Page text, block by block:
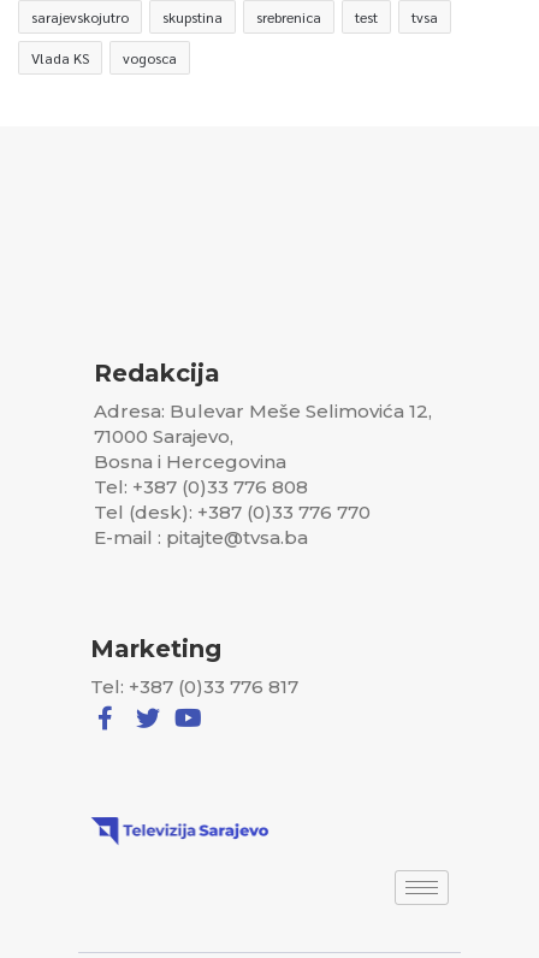
sarajevskojutro skupstina srebrenica test tvsa
Vlada KS vogosca
Redakcija
Adresa: Bulevar Meše Selimovića 12,
71000 Sarajevo,
Bosna i Hercegovina
Tel: +387 (0)33 776 808
Tel (desk): +387 (0)33 776 770
E-mail : pitajte@tvsa.ba
Marketing
Tel: +387 (0)33 776 817